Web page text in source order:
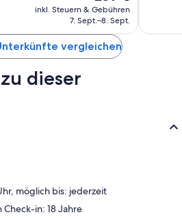
Kleiderschränke und separate
Preis
beträgt
inkl. Steuern & Gebühren
7. Sept.–8. Sept.
vergleichen
dieser
möglich bis: jederzeit
in: 18 Jahre